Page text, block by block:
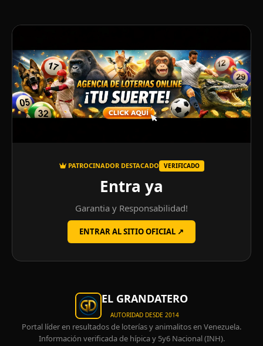
PATROCINADOR DESTACADO VERIFICADO
Entra ya
Garantia y Responsabilidad!
ENTRAR AL SITIO OFICIAL ↗
EL GRANDATERO
AUTORIDAD DESDE 2014
Portal líder en resultados de loterías y animalitos en Venezuela.
Información verificada de hípica y 5y6 Nacional (INH).